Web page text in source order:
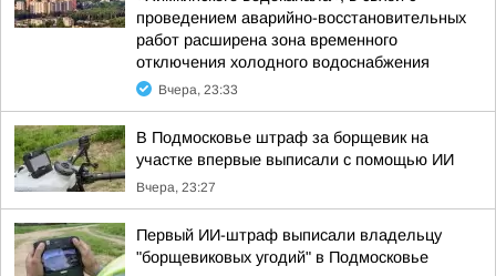
проведением аварийно-восстановительных
работ расширена зона временного
отключения холодного водоснабжения
Вчера, 23:33
В Подмосковье штраф за борщевик на
участке впервые выписали с помощью ИИ
Вчера, 23:27
Первый ИИ-штраф выписали владельцу
"борщевиковых угодий" в Подмосковье